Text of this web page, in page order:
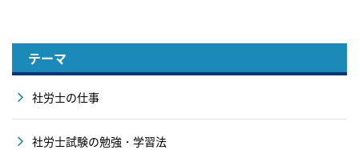
テーマ
社労士の仕事
社労士試験の勉強・学習法